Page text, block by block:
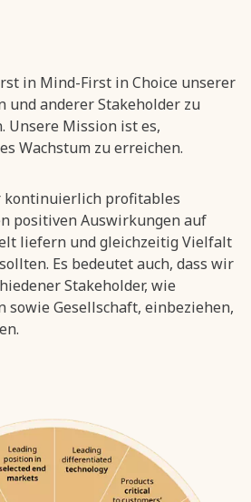
in Mind-First in Choice unserer
und anderer Stakeholder zu
Unsere Mission ist es,
Wachstum zu erreichen.
kontinuierlich profitables
positiven Auswirkungen auf
liefern und gleichzeitig Vielfalt
Es bedeutet auch, dass wir
Stakeholder, wie
sowie Gesellschaft, einbeziehen,